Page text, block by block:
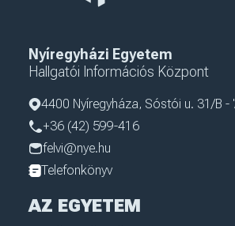
Nyíregyházi Egyetem
Hallgatói Információs Központ
4400 Nyíregyháza, Sóstói u. 31/B -
+36 (42) 599-416
felvi@nye.hu
Telefonkönyv
AZ EGYETEM